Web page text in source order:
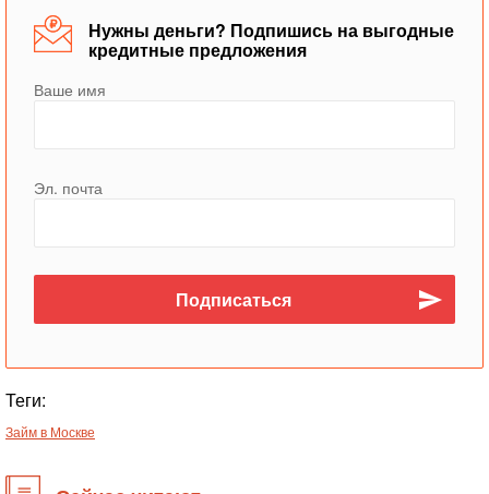
Нужны деньги? Подпишись на выгодные
кредитные предложения
Ваше имя
Эл. почта
Теги:
Займ в Москве